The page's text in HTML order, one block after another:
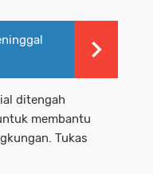
ditengah
membantu
Tukas